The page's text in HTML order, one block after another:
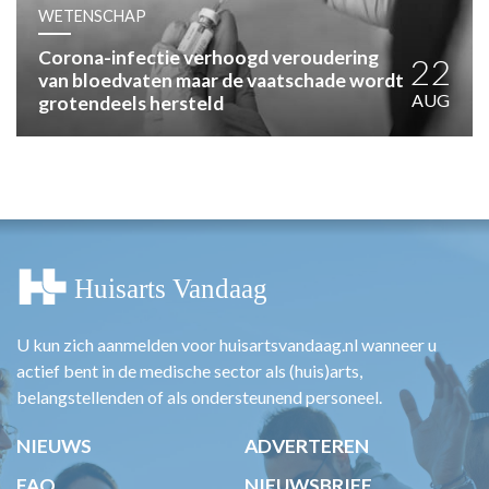
PRAKTIJKZAKEN
TARIEVEN
VPHUISARTSEN
MEDISCHE VAKHANDEL
WETENSCHAP
Corona-infectie verhoogd veroudering
van bloedvaten maar de vaatschade wordt
grotendeels hersteld
22
AUG
U kun zich aanmelden voor huisartsvandaag.nl wanneer u
actief bent in de medische sector als (huis)arts,
belangstellenden of als ondersteunend personeel.
NIEUWS
ADVERTEREN